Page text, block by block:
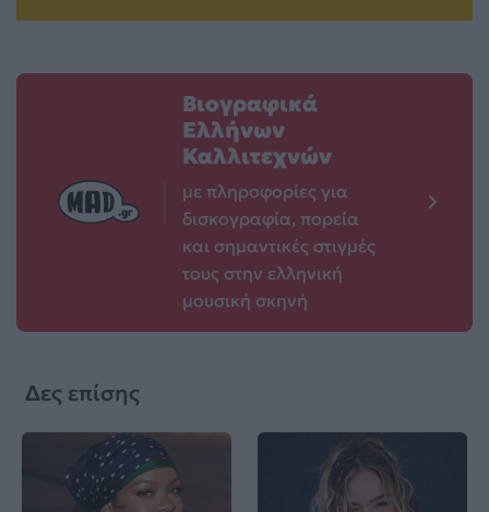
Βιογραφικά
Ελλήνων
Καλλιτεχνών
με πληροφορίες για
δισκογραφία, πορεία
και σημαντικές στιγμές
τους στην ελληνική
μουσική σκηνή
Δες επίσης